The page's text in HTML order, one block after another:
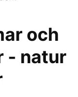
och
- natur